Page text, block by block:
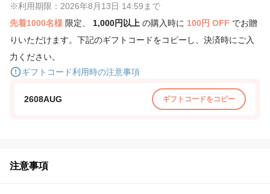
※利用期限：2026年8月13日 14:59まで
先着1000名様 限定、 1,000円以上 の購入時に 100円 OFF でお贈
りいただけます。下記のギフトコードをコピーし、決済時にご入
力ください。
ギフトコード利用時の注意事項
2608AUG ギフトコードをコピー
注意事項